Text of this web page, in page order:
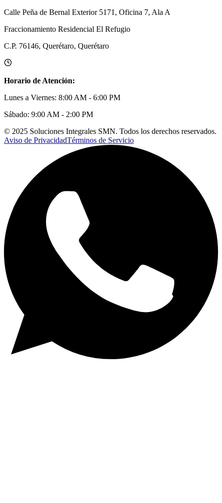
Calle Peña de Bernal Exterior 5171, Oficina 7, Ala A
Fraccionamiento Residencial El Refugio
C.P. 76146, Querétaro, Querétaro
Horario de Atención:
Lunes a Viernes: 8:00 AM - 6:00 PM
Sábado: 9:00 AM - 2:00 PM
© 2025 Soluciones Integrales SMN. Todos los derechos reservados.
Aviso de PrivacidadTérminos de Servicio